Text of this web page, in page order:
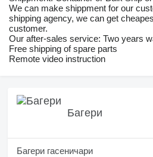
We can make shippment for our
shipping agency, we can get
customer.
Our after-sales service: Two years
Free shipping of spare parts
Remote video instruction
Багери
Багери гасеничари